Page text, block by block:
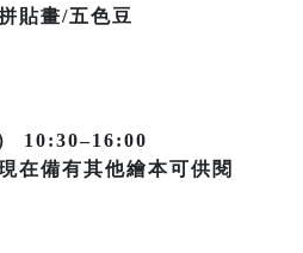
貼畫/五色豆
10:30–16:00
在備有其他繪本可供閱